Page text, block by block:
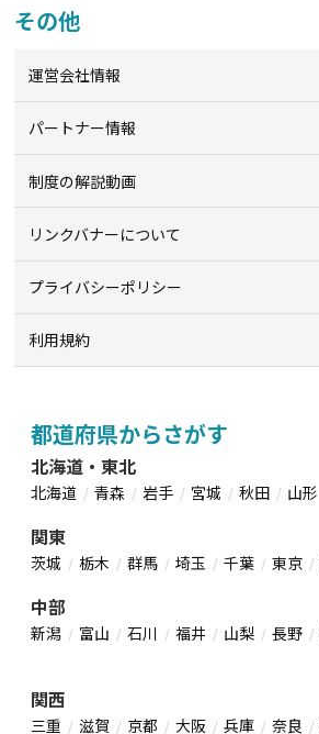
その他
運営会社情報
パートナー情報
制度の解説動画
リンクバナーについて
プライバシーポリシー
利用規約
都道府県からさがす
北海道・東北
北海道 青森 岩手 宮城 秋田 山形
関東
茨城 栃木 群馬 埼玉 千葉 東京
中部
新潟 富山 石川 福井 山梨 長野
関西
三重 滋賀 京都 大阪 兵庫 奈良